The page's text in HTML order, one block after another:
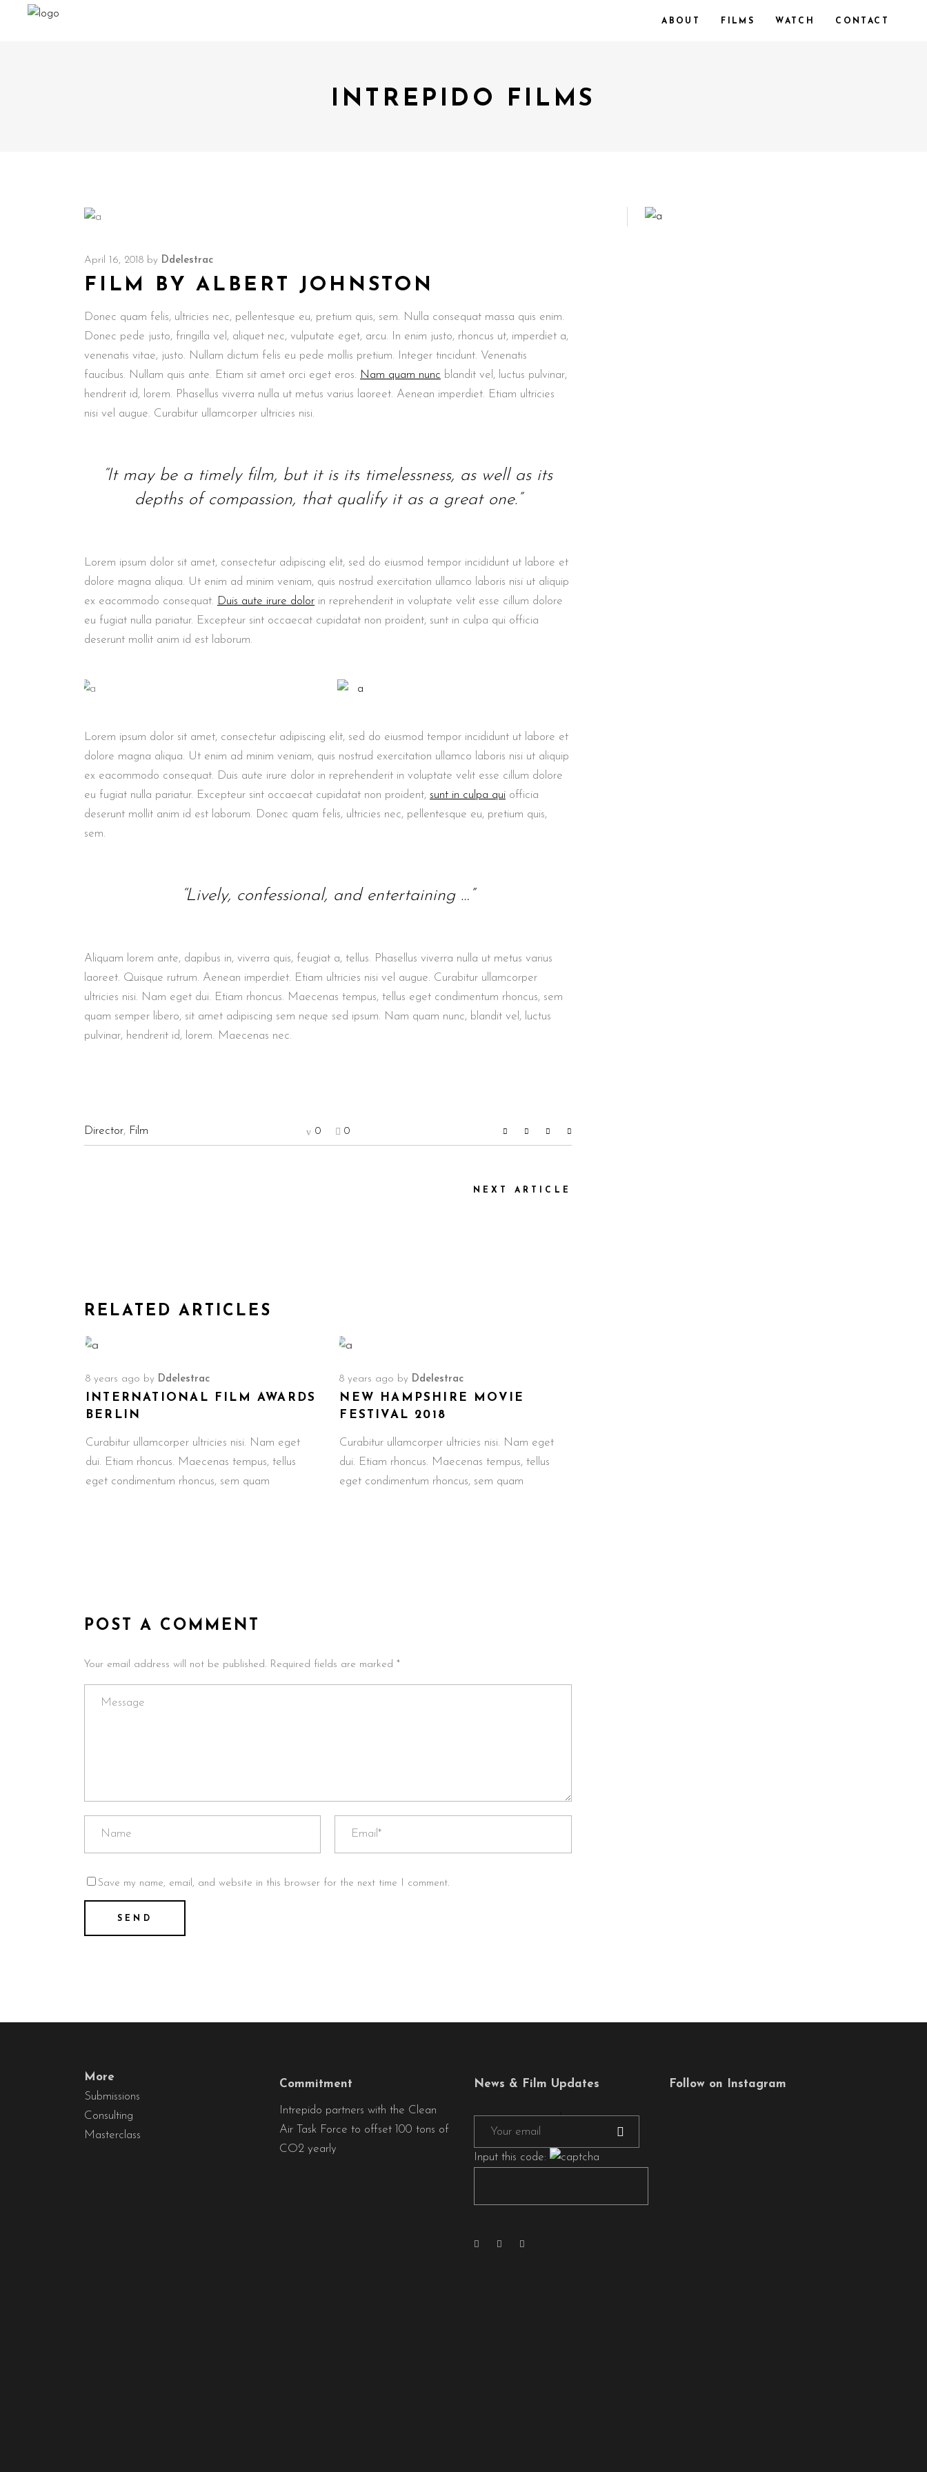
ABOUT FILMS WATCH CONTACT
INTREPIDO FILMS
April 16, 2018 by Ddelestrac
FILM BY ALBERT JOHNSTON
Donec quam felis, ultricies nec, pellentesque eu, pretium quis, sem. Nulla consequat massa quis enim.
Donec pede justo, fringilla vel, aliquet nec, vulputate eget, arcu. In enim justo, rhoncus ut, imperdiet a,
venenatis vitae, justo. Nullam dictum felis eu pede mollis pretium. Integer tincidunt. Venenatis
faucibus. Nullam quis ante. Etiam sit amet orci eget eros. Nam quam nunc blandit vel, luctus pulvinar,
hendrerit id, lorem. Phasellus viverra nulla ut metus varius laoreet. Aenean imperdiet. Etiam ultricies
nisi vel augue. Curabitur ullamcorper ultricies nisi.
“It may be a timely film, but it is its timelessness, as well as its
depths of compassion, that qualify it as a great one.”
Lorem ipsum dolor sit amet, consectetur adipiscing elit, sed do eiusmod tempor incididunt ut labore et
dolore magna aliqua. Ut enim ad minim veniam, quis nostrud exercitation ullamco laboris nisi ut aliquip
ex eacommodo consequat. Duis aute irure dolor in reprehenderit in voluptate velit esse cillum dolore
eu fugiat nulla pariatur. Excepteur sint occaecat cupidatat non proident, sunt in culpa qui officia
deserunt mollit anim id est laborum.
Lorem ipsum dolor sit amet, consectetur adipiscing elit, sed do eiusmod tempor incididunt ut labore et
dolore magna aliqua. Ut enim ad minim veniam, quis nostrud exercitation ullamco laboris nisi ut aliquip
ex eacommodo consequat. Duis aute irure dolor in reprehenderit in voluptate velit esse cillum dolore
eu fugiat nulla pariatur. Excepteur sint occaecat cupidatat non proident, sunt in culpa qui officia
deserunt mollit anim id est laborum. Donec quam felis, ultricies nec, pellentesque eu, pretium quis,
sem.
“Lively, confessional, and entertaining …”
Aliquam lorem ante, dapibus in, viverra quis, feugiat a, tellus. Phasellus viverra nulla ut metus varius
laoreet. Quisque rutrum. Aenean imperdiet. Etiam ultricies nisi vel augue. Curabitur ullamcorper
ultricies nisi. Nam eget dui. Etiam rhoncus. Maecenas tempus, tellus eget condimentum rhoncus, sem
quam semper libero, sit amet adipiscing sem neque sed ipsum. Nam quam nunc, blandit vel, luctus
pulvinar, hendrerit id, lorem. Maecenas nec.
Director, Film 0 0
NEXT ARTICLE
RELATED ARTICLES
8 years ago by Ddelestrac
INTERNATIONAL FILM AWARDS
BERLIN
Curabitur ullamcorper ultricies nisi. Nam eget
dui. Etiam rhoncus. Maecenas tempus, tellus
eget condimentum rhoncus, sem quam
8 years ago by Ddelestrac
NEW HAMPSHIRE MOVIE
FESTIVAL 2018
Curabitur ullamcorper ultricies nisi. Nam eget
dui. Etiam rhoncus. Maecenas tempus, tellus
eget condimentum rhoncus, sem quam
POST A COMMENT
Your email address will not be published. Required fields are marked *
Save my name, email, and website in this browser for the next time I comment.
More
Submissions
Consulting
Masterclass
Commitment
Intrepido partners with the Clean
Air Task Force to offset 100 tons of
CO2 yearly
News & Film Updates
Input this code:
Follow on Instagram